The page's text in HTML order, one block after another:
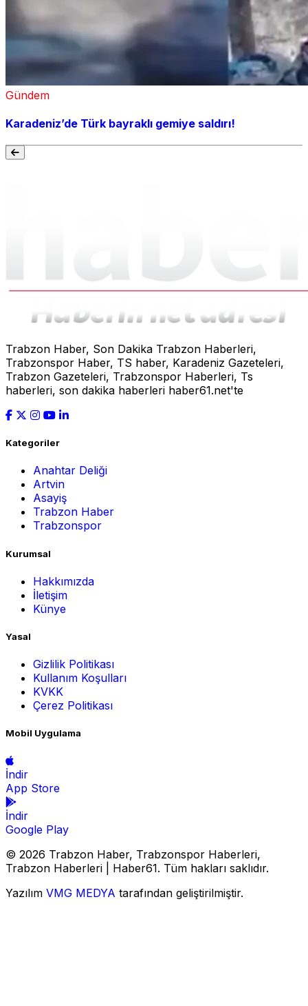
Gündem
Karadeniz’de Türk bayraklı gemiye saldırı!
Trabzon Haber, Son Dakika Trabzon Haberleri,
Trabzonspor Haber, TS haber, Karadeniz Gazeteleri,
Trabzon Gazeteleri, Trabzonspor Haberleri, Ts
haberleri, son dakika haberleri haber61.net'te
Kategoriler
Anahtar Deliği
Artvin
Asayiş
Trabzon Haber
Trabzonspor
Kurumsal
Hakkımızda
İletişim
Künye
Yasal
Gizlilik Politikası
Kullanım Koşulları
KVKK
Çerez Politikası
Mobil Uygulama
İndir
App Store
İndir
Google Play
© 2026 Trabzon Haber, Trabzonspor Haberleri,
Trabzon Haberleri | Haber61. Tüm hakları saklıdır.
Yazılım VMG MEDYA tarafından geliştirilmiştir.